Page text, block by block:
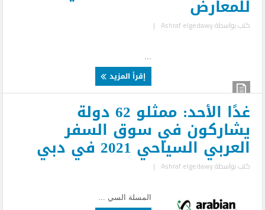
للمعارض
كتب بواسطةAshraf elgedawy
|
إقرأ المزيد
غدًا الأحد: ممثلو 62 دولة
يشاركون في سوق السفر
العربي السياحي 2021 في دبي
كتب بواسطةAshraf elgedawy
|
المسلة السي ...